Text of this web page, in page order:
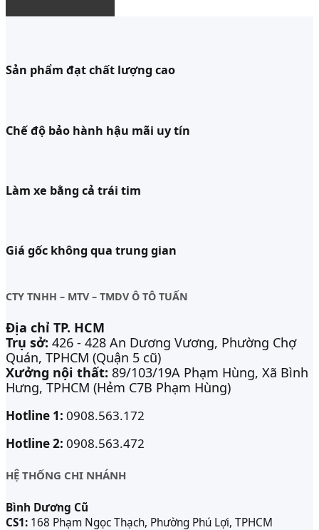
Sản phẩm đạt chất lượng cao
Chế độ bảo hành hậu mãi uy tín
Làm xe bằng cả trái tim
Giá gốc không qua trung gian
CTY TNHH – MTV – TMDV Ô TÔ TUẤN
Địa chỉ TP. HCM
Trụ sở: 426 - 428 An Dương Vương, Phường Chợ
Quán, TPHCM (Quận 5 cũ)
Xưởng nội thất: 89/103/19A Phạm Hùng, Xã Bình
Hưng, TPHCM (Hẻm C7B Phạm Hùng)
Hotline 1: 0908.563.172
Hotline 2: 0908.563.472
HỆ THỐNG CHI NHÁNH
Bình Dương Cũ
CS1: 168 Phạm Ngọc Thạch, Phường Phú Lợi, TPHCM